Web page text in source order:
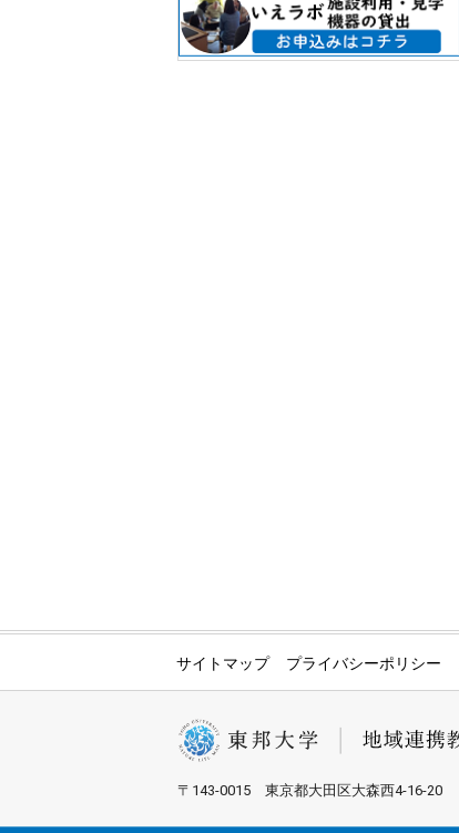
サイトマップ プライバシーポリシー
〒143-0015 東京都大田区大森西4-16-20